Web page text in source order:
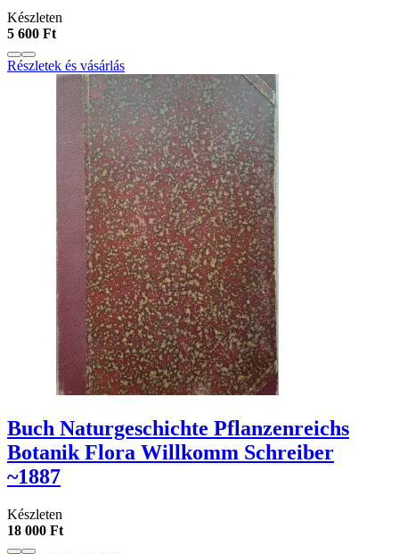
Készleten
5 600 Ft
Részletek és vásárlás
Buch Naturgeschichte Pflanzenreichs
Botanik Flora Willkomm Schreiber
~1887
Készleten
18 000 Ft